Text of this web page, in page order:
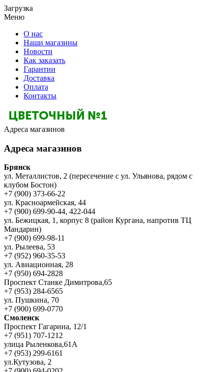
Загрузка
Меню
О нас
Наши магазины
Новости
Как заказать
Гарантии
Доставка
Оплата
Контакты
Адреса магазинов
Адреса магазинов
Брянск
ул. Металлистов, 2 (пересечение с ул. Ульянова, рядом с
клубом Бостон)
+7 (900) 373-66-22
ул. Красноармейская, 44
+7 (900) 699-90-44, 422-044
ул. Бежицкая, 1, корпус 8 (район Кургана, напротив ТЦ
Мандарин)
+7 (900) 699-98-11
ул. Рылеева, 53
+7 (952) 960-35-53
ул. Авиационная, 28
+7 (950) 694-2828
Проспект Станке Димитрова,65
+7 (953) 284-6565
ул. Пушкина, 70
+7 (900) 699-0770
Смоленск
Проспект Гагарина, 12/1
+7 (951) 707-1212
улица Рыленкова,61А
+7 (953) 299-6161
ул.Кутузова, 2